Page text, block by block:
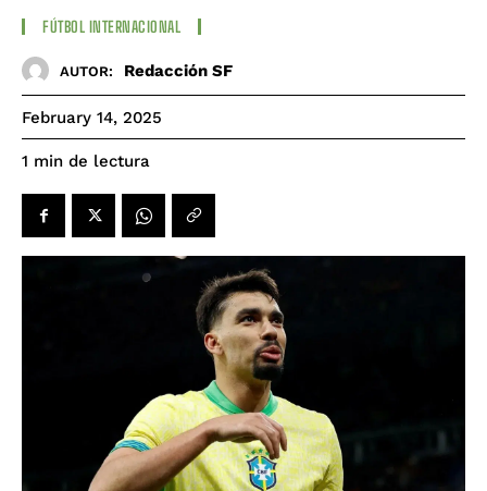
FÚTBOL INTERNACIONAL
AUTOR: Redacción SF
February 14, 2025
1 min de lectura